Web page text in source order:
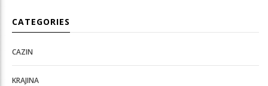
CATEGORIES
CAZIN
KRAJINA